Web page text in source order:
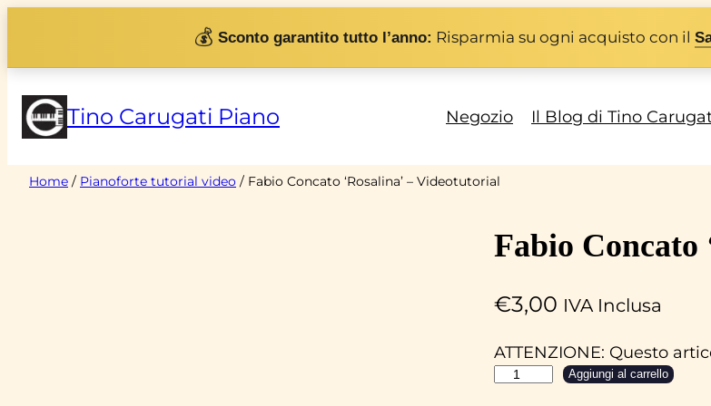
contenuto
💰 Sconto garantito tutto l’anno: Risparmia su ogni acquisto con il
Tino Carugati Piano Negozio Il Blog di Tino
Home / Pianoforte tutorial video / Fabio Concato ‘Rosalina’ – Videotutorial
Fabio Concato
€3,00 IVA Inclusa
ATTENZIONE: Questo
Aggiungi al carrello